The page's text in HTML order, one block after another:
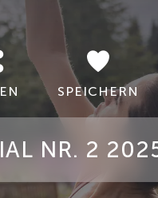
SPEICHERN
NR. 2